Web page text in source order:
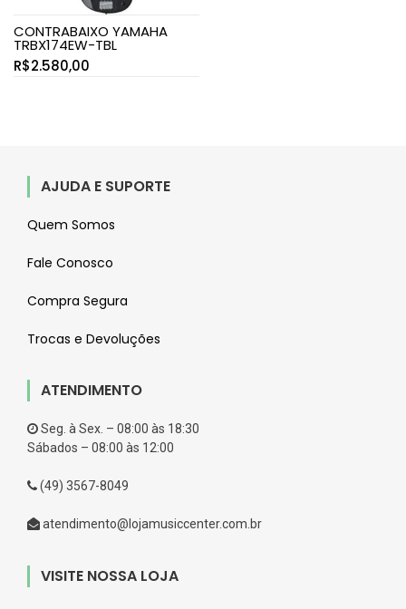
CONTRABAIXO YAMAHA
TRBX174EW-TBL
R$2.580,00
AJUDA E SUPORTE
Quem Somos
Fale Conosco
Compra Segura
Trocas e Devoluções
ATENDIMENTO
Seg. à Sex. – 08:00 às 18:30
Sábados – 08:00 às 12:00
(49) 3567-8049
atendimento@lojamusiccenter.com.br
VISITE NOSSA LOJA